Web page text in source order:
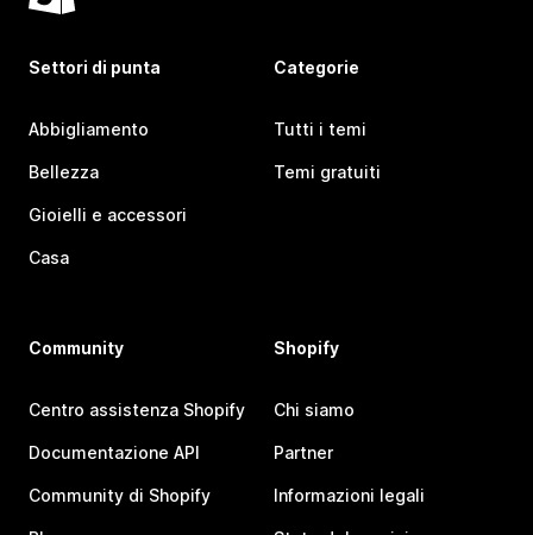
Settori di punta
Abbigliamento
Bellezza
Gioielli e accessori
Casa
Categorie
Tutti i temi
Temi gratuiti
Community
Centro assistenza Shopify
Documentazione API
Community di Shopify
Shopify
Chi siamo
Partner
Informazioni legali